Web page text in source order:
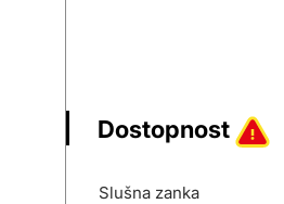
Dostopnost
Slušna zanka